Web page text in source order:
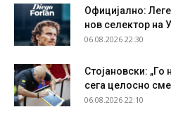
Официјално:
нов селектор на
06.08.2026 22:30
Стојановски:
сега целосно
06.08.2026 22:10